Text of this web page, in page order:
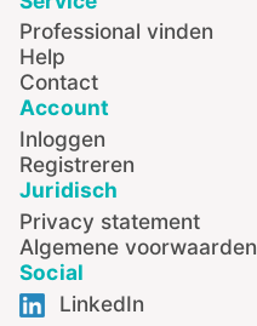
Professional vinden
Help
Contact
Account
Inloggen
Registreren
Juridisch
Privacy statement
Algemene voorwaarden
Social
LinkedIn